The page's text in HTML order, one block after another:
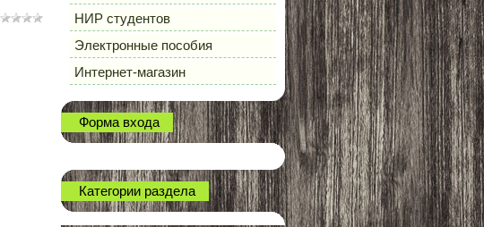
НИР студентов
Электронные пособия
Интернет-магазин
Форма входа
Категории раздела